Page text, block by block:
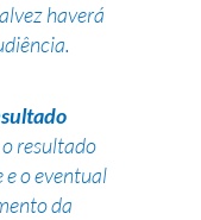
haverá
resultado
o eventual
da